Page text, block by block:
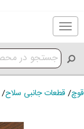
Toggle
navigation
قوچ/ قطعات جانبی سلاح/